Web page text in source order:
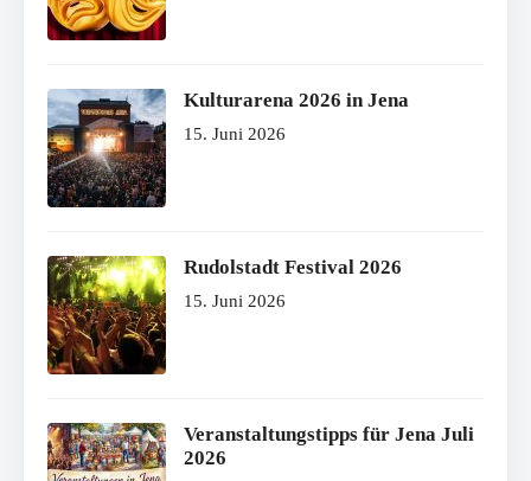
Kulturarena 2026 in Jena
15. Juni 2026
Rudolstadt Festival 2026
15. Juni 2026
Veranstaltungstipps für Jena Juli
2026